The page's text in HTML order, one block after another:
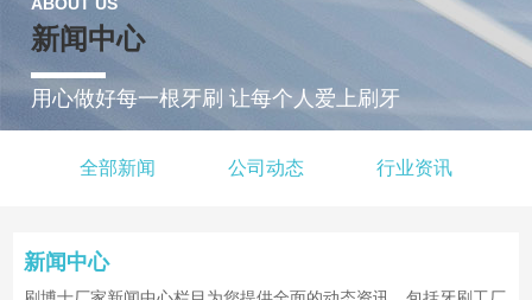
新闻中心
用心做好每一根牙刷 让每个人爱上刷牙
全部新闻 公司动态 行业资讯
新闻中心